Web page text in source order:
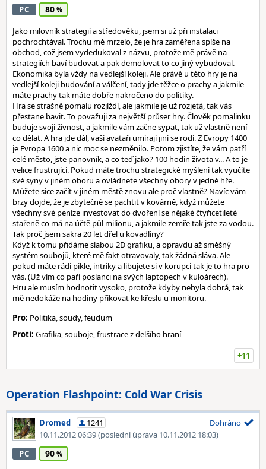
PC 80
Jako milovník strategií a středověku, jsem si už při instalaci
pochrochtával. Trochu mě mrzelo, že je hra zaměřena spíše na
obchod, což jsem vydedukoval z názvu, protože mě právě na
strategiích baví budovat a pak demolovat to co jiný vybudoval.
Ekonomika byla vždy na vedlejší koleji. Ale právě u této hry je na
vedlejší koleji budování a válčení, tady jde těžce o prachy a jakmile
máte prachy tak máte dobře nakročeno do politiky.
Hra se strašně pomalu rozjíždí, ale jakmile je už rozjetá, tak vás
přestane bavit. To považuji za největší průser hry. Člověk pomalinku
buduje svoji živnost, a jakmile vám začne sypat, tak už vlastně není
co dělat. A hra jde dál, vaší avataři umírají jiní se rodí. Z Evropy 1400
je Evropa 1600 a nic moc se nezměnilo. Potom zjistíte, že vám patří
celé město, jste panovník, a co teď jako? 100 hodin života v... A to je
velice frustrující. Pokud máte trochu strategické myšlení tak vyučíte
své syny v jiném oboru a ovládnete všechny obory v jedné hře.
Můžete sice začít v jiném městě znovu ale proč vlastně? Navíc vám
brzy dojde, že je zbytečné se pachtit v kovárně, když můžete
všechny své peníze investovat do dvoření se nějaké čtyřicetileté
stařeně co má na účtě půl milionu, a jakmile zemře tak jste za vodou.
Tak proč jsem sakra 20 let dřel u kovadliny?
Když k tomu přidáme slabou 2D grafiku, a opravdu až směšný
systém soubojů, které mě fakt otravovaly, tak žádná sláva. Ale
pokud máte rádi pikle, intriky a libujete si v korupci tak je to hra pro
vás. (Už vím co paří poslanci na svých laptopech v kuloárech).
Hru ale musím hodnotit vysoko, protože kdyby nebyla dobrá, tak
mě nedokáže na hodiny přikovat ke křeslu u monitoru.
Pro: Politika, soudy, feudum
Proti: Grafika, souboje, frustrace z delšího hraní
+11
Operation Flashpoint: Cold War Crisis
Dromed
1241
10.11.2012 06:39(poslední úprava 10.11.2012 18:03)
Dohráno
PC 90